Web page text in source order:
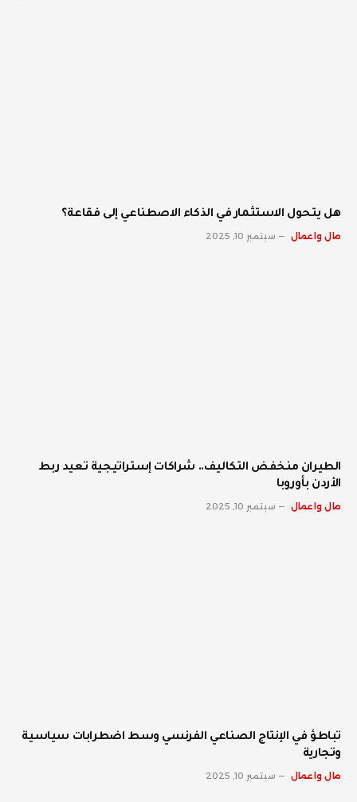
هل يتحول الاستثمار في الذكاء الاصطناعي إلى فقاعة؟
مال واعمال سبتمبر 10, 2025
الطيران منخفض التكاليف.. شراكات إستراتيجية تعيد ربط
الأردن بأوروبا
مال واعمال سبتمبر 10, 2025
تباطؤ في الإنتاج الصناعي الفرنسي وسط اضطرابات سياسية
وتجارية
مال واعمال سبتمبر 10, 2025